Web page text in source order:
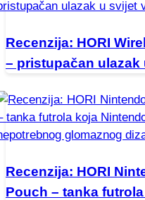
Recenzija: HORI
– pristupačan
Recenzija: HORI
Pouch – tanka